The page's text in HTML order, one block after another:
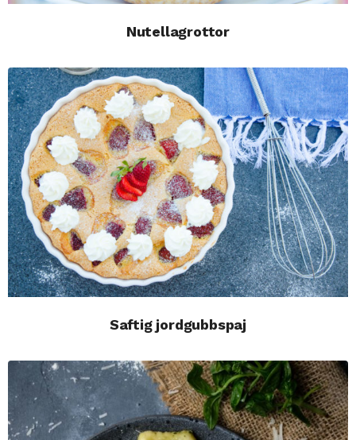
Nutellagrottor
Saftig jordgubbspaj